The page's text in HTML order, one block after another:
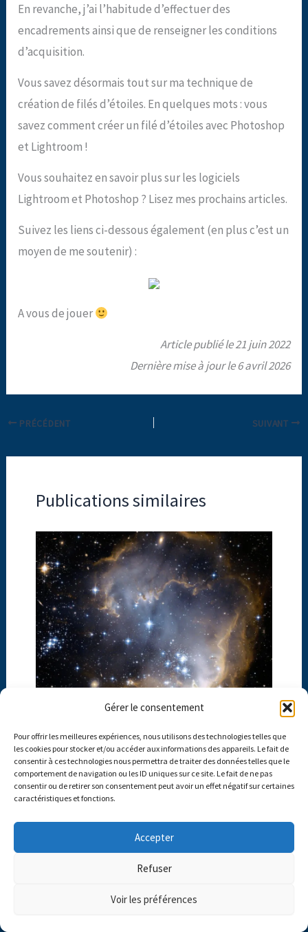
Gérer le consentement
Pour offrir les meilleures expériences, nous utilisons des technologies telles que
les cookies pour stocker et/ou accéder aux informations des appareils. Le fait de
consentir à ces technologies nous permettra de traiter des données telles que le
comportement de navigation ou les ID uniques sur ce site. Le fait de ne pas
consentir ou de retirer son consentement peut avoir un effet négatif sur certaines
caractéristiques et fonctions.
Accepter
Refuser
Voir les préférences
En revanche, j’ai l’habitude d’effectuer des
encadrements ainsi que de renseigner les conditions
d’acquisition.
Vous savez désormais tout sur ma technique de
création de filés d’étoiles. En quelques mots : vous
savez comment créer un filé d’étoiles avec Photoshop
et Lightroom !
Vous souhaitez en savoir plus sur les logiciels
Lightroom et Photoshop ? Lisez mes prochains articles.
Suivez les liens ci-dessous également (en plus c’est un
moyen de me soutenir) :
A vous de jouer
Article publié le 21 juin 2022
Dernière mise à jour le 6 avril 2026
PRÉCÉDENT SUIVANT
Publications similaires
Siril : Traitez le ciel profond en 8 étapes